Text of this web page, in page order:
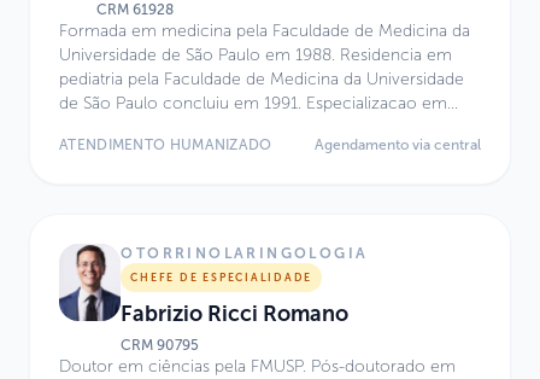
CRM61928
Formada em medicina pela Faculdade de Medicina da
Universidade de São Paulo em 1988. Residencia em
pediatria pela Faculdade de Medicina da Universidade
de São Paulo concluiu em 1991. Especializacao em
Universidade de São Paulo terminou em 1992. Desde
ATENDIMENTO HUMANIZADO Agendamento via central
OTORRINOLARINGOLOGIA
CHEFE DE ESPECIALIDADE
Fabrizio Ricci Romano
CRM90795
Doutor em ciências pela FMUSP. Pós-doutorado em